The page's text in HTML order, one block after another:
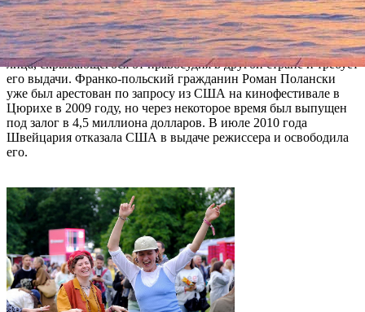
В мае краковский суд обратился к властям США за
дополнительными документами по делу Полански.
Верховный суд США рассматривает режиссера в качестве
лица, скрывающегося от правосудия в другой стране и требует
его выдачи. Франко-польский гражданин Роман Полански
уже был арестован по запросу из США на кинофестивале в
Цюрихе в 2009 году, но через некоторое время был выпущен
под залог в 4,5 миллиона долларов. В июле 2010 года
Швейцария отказала США в выдаче режиссера и освободила
его.